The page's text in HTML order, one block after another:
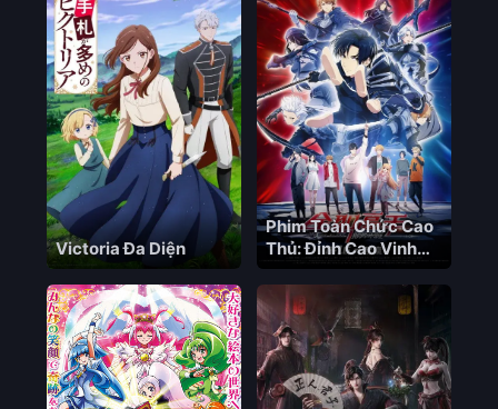
Victoria Đa Diện
Phim Toàn Chức Cao
Thủ: Đỉnh Cao Vinh
Quang